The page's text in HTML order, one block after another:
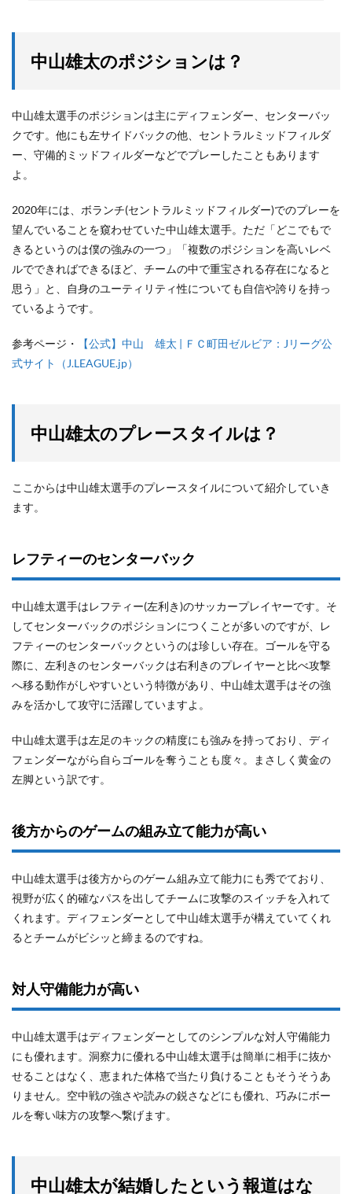
中山雄太のポジションは？
中山雄太選手のポジションは主にディフェンダー、センターバッ
クです。他にも左サイドバックの他、セントラルミッドフィルダ
ー、守備的ミッドフィルダーなどでプレーしたこともあります
よ。
2020年には、ボランチ(セントラルミッドフィルダー)でのプレーを
望んでいることを窺わせていた中山雄太選手。ただ「どこでもで
きるというのは僕の強みの一つ」「複数のポジションを高いレベ
ルでできればできるほど、チームの中で重宝される存在になると
思う」と、自身のユーティリティ性についても自信や誇りを持っ
ているようです。
参考ページ・
【公式】中山 雄太 | ＦＣ町田ゼルビア：Jリーグ公
式サイト（J.LEAGUE.jp）
中山雄太のプレースタイルは？
ここからは中山雄太選手のプレースタイルについて紹介していき
ます。
レフティーのセンターバック
中山雄太選手はレフティー(左利き)のサッカープレイヤーです。そ
してセンターバックのポジションにつくことが多いのですが、レ
フティーのセンターバックというのは珍しい存在。ゴールを守る
際に、左利きのセンターバックは右利きのプレイヤーと比べ攻撃
へ移る動作がしやすいという特徴があり、中山雄太選手はその強
みを活かして攻守に活躍していますよ。
中山雄太選手は左足のキックの精度にも強みを持っており、ディ
フェンダーながら自らゴールを奪うことも度々。まさしく黄金の
左脚という訳です。
後方からのゲームの組み立て能力が高い
中山雄太選手は後方からのゲーム組み立て能力にも秀でており、
視野が広く的確なパスを出してチームに攻撃のスイッチを入れて
くれます。ディフェンダーとして中山雄太選手が構えていてくれ
るとチームがビシッと締まるのですね。
対人守備能力が高い
中山雄太選手はディフェンダーとしてのシンプルな対人守備能力
にも優れます。洞察力に優れる中山雄太選手は簡単に相手に抜か
せることはなく、恵まれた体格で当たり負けることもそうそうあ
りません。空中戦の強さや読みの鋭さなどにも優れ、巧みにボー
ルを奪い味方の攻撃へ繋げます。
中山雄太が結婚したという報道はな